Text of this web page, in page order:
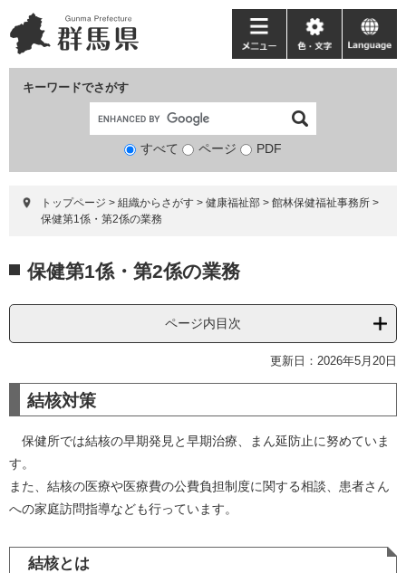
ー
ジ
ニ
ュ
て
キーワードでさがす
検
象
すべて ページ PDF
メ
ニ
ー
色・
文
language
トップページ > 組織からさがす > 健康福祉部 > 館林保健福祉事務所 >
保健第1係・第2係の業務
文 保健第1係・第2係の業務
ページ内目次
更新日：2026年5月20日
結核対策
保健所では結核の早期発見と早期治療、まん延防止に努めていま
す。
また、結核の医療や医療費の公費負担制度に関する相談、患者さん
への家庭訪問指導なども行っています。
結核とは